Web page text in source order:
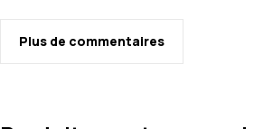
Plus de commentaires